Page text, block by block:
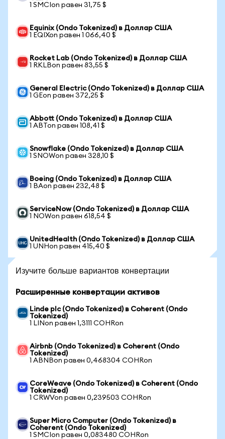
1 SMCIon равен 31,75 $
Equinix (Ondo Tokenized) в Доллар США
1 EQIXon равен 1 066,40 $
Rocket Lab (Ondo Tokenized) в Доллар США
1 RKLBon равен 83,55 $
General Electric (Ondo Tokenized) в Доллар США
1 GEon равен 372,25 $
Abbott (Ondo Tokenized) в Доллар США
1 ABTon равен 108,41 $
Snowflake (Ondo Tokenized) в Доллар США
1 SNOWon равен 328,10 $
Boeing (Ondo Tokenized) в Доллар США
1 BAon равен 232,48 $
ServiceNow (Ondo Tokenized) в Доллар США
1 NOWon равен 618,54 $
UnitedHealth (Ondo Tokenized) в Доллар США
1 UNHon равен 415,40 $
Изучите больше вариантов конвертации
Расширенные конвертации активов
Linde plc (Ondo Tokenized) в Coherent (Ondo
Tokenized)
1 LINon равен 1,3111 COHRon
Airbnb (Ondo Tokenized) в Coherent (Ondo
Tokenized)
1 ABNBon равен 0,468304 COHRon
CoreWeave (Ondo Tokenized) в Coherent (Ondo
Tokenized)
1 CRWVon равен 0,239503 COHRon
Super Micro Computer (Ondo Tokenized) в
Coherent (Ondo Tokenized)
1 SMCIon равен 0,083480 COHRon